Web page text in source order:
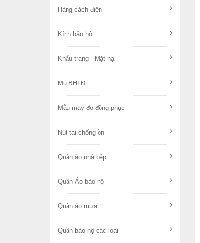
Hàng cách điện
Kính bảo hộ
Khẩu trang - Mặt nạ
Mũ BHLĐ
Mẫu may đo đồng phục
Nút tai chống ồn
Quần áo nhà bếp
Quần Áo bảo hộ
Quần áo mưa
Quần bảo hộ các loại